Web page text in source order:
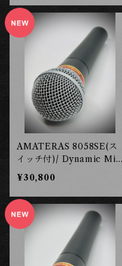
AMATERAS 8058SE(ス
イッチ付)/ Dynamic Mic
rophone ［長岡工房］
¥30,800